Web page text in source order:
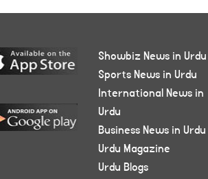
Showbiz News in Urdu
Sports News in Urdu
International News in
Urdu
Business News in Urdu
Urdu Magazine
Urdu Blogs